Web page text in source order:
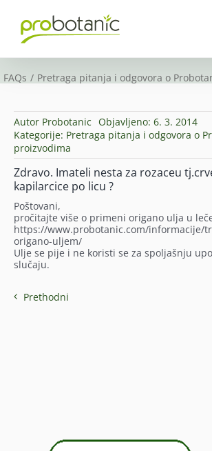
content
FAQs Pretraga pitanja i odgovora o
Autor Probotanic Objavljeno: 6. 3. 2014
Kategorije: Pretraga pitanja i odgovora o
proizvodima
Zdravo. Imateli nesta za rozaceu
kapilarcice po licu ?
Poštovani,
pročitajte više o primeni origano ulja u
https://www.probotanic.com/informacije/
origano-uljem/
Ulje se pije i ne koristi se za spoljašnju
slučaju.
Prethodni